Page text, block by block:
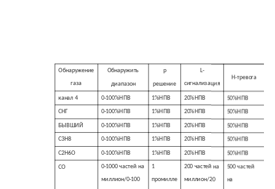
Обнаружение
газа
Обнаружить
диапазон
р
решение
L-
сигнализация
H-тревога
канал 4 0-100%НПВ 1%НПВ 20%НПВ 50%НПВ
СНГ 0-100%НПВ 1%НПВ 20%НПВ 50%НПВ
БЫВШИЙ 0-100%НПВ 1%НПВ 20%НПВ 50%НПВ
C3H8 0-100%НПВ 1%НПВ 20%НПВ 50%НПВ
C2H6O 0-100%НПВ 1%НПВ 20%НПВ 50%НПВ
СО
0-1000 частей на
миллион/0-100
1
промилле
200 частей на
миллион/20
500 частей
на